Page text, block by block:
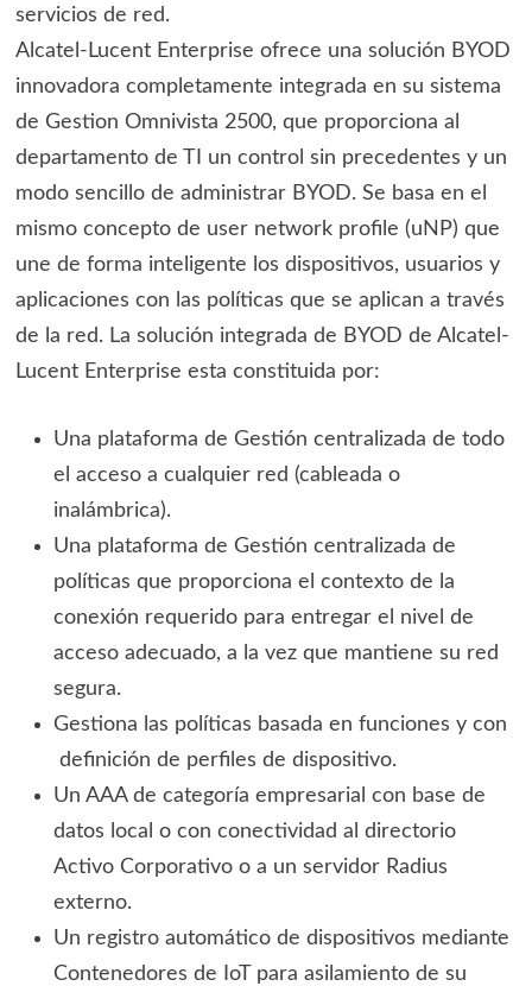
servicios de red.
Alcatel-Lucent Enterprise ofrece una solución BYOD
innovadora completamente integrada en su sistema
de Gestion Omnivista 2500, que proporciona al
departamento de TI un control sin precedentes y un
modo sencillo de administrar BYOD. Se basa en el
mismo concepto de user network profile (uNP) que
une de forma inteligente los dispositivos, usuarios y
aplicaciones con las políticas que se aplican a través
de la red. La solución integrada de BYOD de Alcatel-
Lucent Enterprise esta constituida por:
Una plataforma de Gestión centralizada de todo
el acceso a cualquier red (cableada o
inalámbrica).
Una plataforma de Gestión centralizada de
políticas que proporciona el contexto de la
conexión requerido para entregar el nivel de
acceso adecuado, a la vez que mantiene su red
segura.
Gestiona las políticas basada en funciones y con
definición de perfiles de dispositivo.
Un AAA de categoría empresarial con base de
datos local o con conectividad al directorio
Activo Corporativo o a un servidor Radius
externo.
Un registro automático de dispositivos mediante
Contenedores de IoT para asilamiento de su